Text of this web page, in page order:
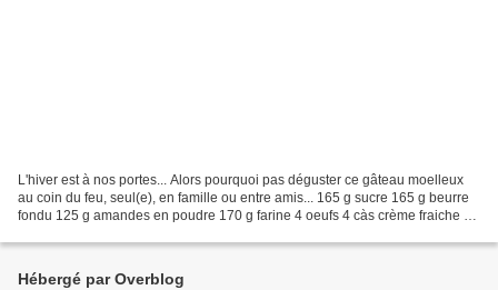
L'hiver est à nos portes... Alors pourquoi pas déguster ce gâteau moelleux
au coin du feu, seul(e), en famille ou entre amis... 165 g sucre 165 g beurre
fondu 125 g amandes en poudre 170 g farine 4 oeufs 4 càs crème fraiche 2
Hébergé par Overblog